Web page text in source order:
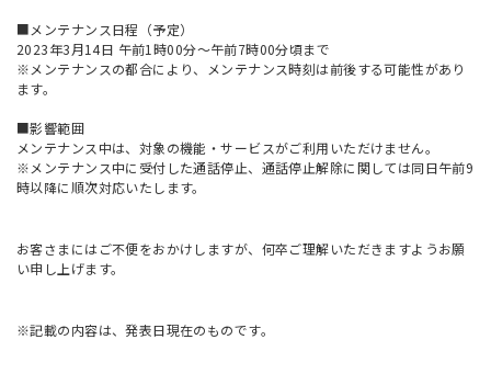
■メンテナンス日程（予定）
2023年3月14日 午前1時00分～午前7時00分頃まで
※メンテナンスの都合により、メンテナンス時刻は前後する可能性があり
ます。
■影響範囲
メンテナンス中は、対象の機能・サービスがご利用いただけません。
※メンテナンス中に受付した通話停止、通話停止解除に関しては同日午前9
時以降に順次対応いたします。
お客さまにはご不便をおかけしますが、何卒ご理解いただきますようお願
い申し上げます。
※記載の内容は、発表日現在のものです。